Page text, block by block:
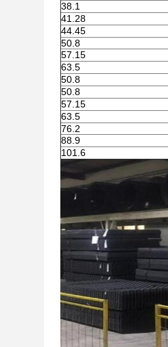
38.1
41.28
44.45
50.8
57.15
63.5
50.8
50.8
57.15
63.5
76.2
88.9
101.6